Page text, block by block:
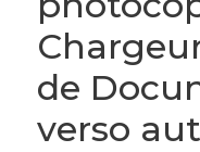
de
verso